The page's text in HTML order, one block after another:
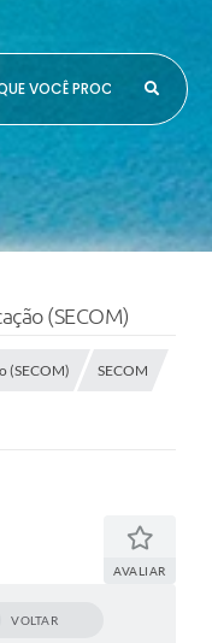
(SECOM)
(SECOM) SECOM
AVALIAR
VOLTAR